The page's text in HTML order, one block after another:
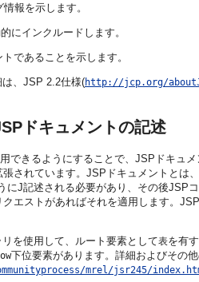
報を示します。
にインクルードします。
であることを示します。
、JSP 2.2仕様(http://jcp.org/
ドキュメントの記述
できるようにすることで、JSPドキュ
張されています。JSPドキュメントと
にJ記述される必要があり、その後JSP
エストがあればそれを適用します。
を使用して、ルート要素として表を有
下位要素があります。詳細およびその
mrel/jsr245/